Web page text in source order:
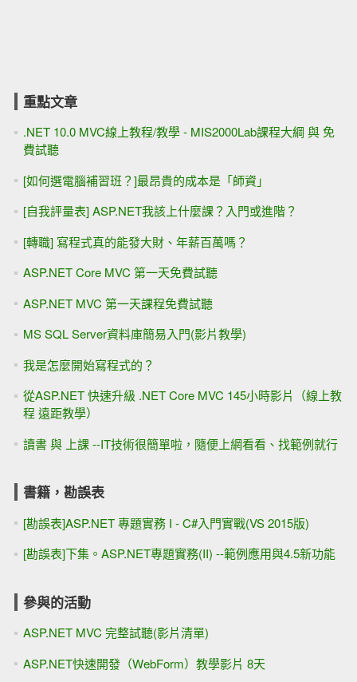
重點文章
.NET 10.0 MVC線上教程/教學 - MIS2000Lab課程大綱 與 免
費試聽
[如何選電腦補習班？]最昂貴的成本是「師資」
[自我評量表] ASP.NET我該上什麼課？入門或進階？
[轉職] 寫程式真的能發大財、年薪百萬嗎？
ASP.NET Core MVC 第一天免費試聽
ASP.NET MVC 第一天課程免費試聽
MS SQL Server資料庫簡易入門(影片教學)
我是怎麼開始寫程式的？
從ASP.NET 快速升級 .NET Core MVC 145小時影片（線上教
程 遠距教學）
讀書 與 上課 --IT技術很簡單啦，隨便上網看看、找範例就行
書籍，勘誤表
[勘誤表]ASP.NET 專題實務 I - C#入門實戰(VS 2015版)
[勘誤表]下集。ASP.NET專題實務(II) --範例應用與4.5新功能
參與的活動
ASP.NET MVC 完整試聽(影片清單)
ASP.NET快速開發（WebForm）教學影片 8天